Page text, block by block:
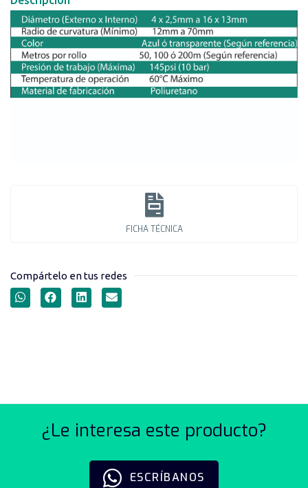
FICHA TÉCNICA
Compártelo en tus redes
¿Le interesa este producto?
ESCRÍBANOS